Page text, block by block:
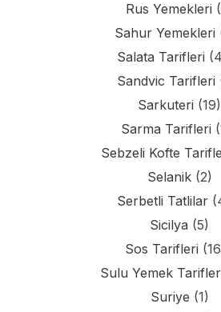
Rus Yemekleri
Sahur Yemekleri
Salata Tarifleri
Sandvic Tarifleri
Sarkuteri (19)
Sarma Tarifleri
Sebzeli Kofte
Selanik(2)
Serbetli Tatlilar
Sicilya (5)
Sos Tarifleri
Sulu Yemek
Suriye (1)